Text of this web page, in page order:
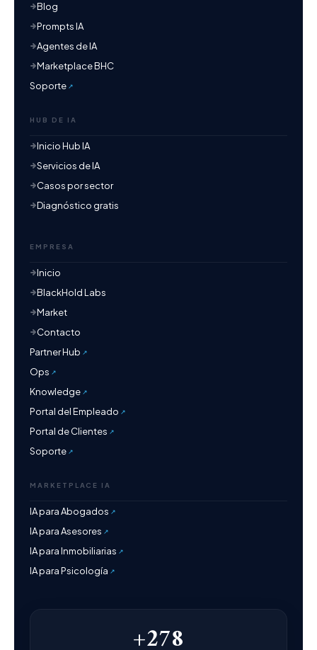
Blog
Prompts IA
Agentes de IA
Marketplace BHC
Soporte
HUB DE IA
Inicio Hub IA
Servicios de IA
Casos por sector
Diagnóstico gratis
EMPRESA
Inicio
BlackHold Labs
Market
Contacto
Partner Hub
Ops
Knowledge
Portal del Empleado
Portal de Clientes
Soporte
MARKETPLACE IA
IA para Abogados
IA para Asesores
IA para Inmobiliarias
IA para Psicología
+278